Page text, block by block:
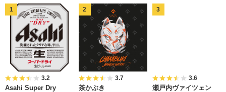
3.2
Asahi Super Dry
3.7
茶かぶき
3.6
瀬戸内ヴァイツェン